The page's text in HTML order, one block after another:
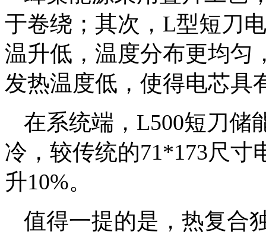
于卷绕；其次，L型短刀
温升低，温度分布更均匀
发热温度低，使得电芯具
在系统端，L500短刀储
冷，较传统的71*173尺寸
升10%。
值得一提的是，热复合